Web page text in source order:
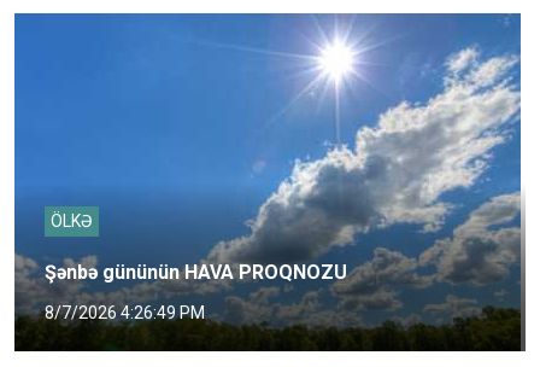
ÖLKƏ
Şənbə gününün HAVA PROQNOZU
8/7/2026 4:26:49 PM